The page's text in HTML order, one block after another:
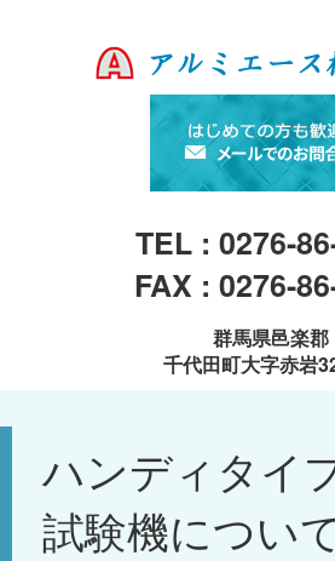
TEL : 0276-
FAX : 0276-
群馬県邑楽郡
千代田町大字赤岩
ハンディタイ
試験機につい